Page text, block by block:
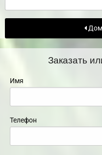
Заказать
Имя
Телефон